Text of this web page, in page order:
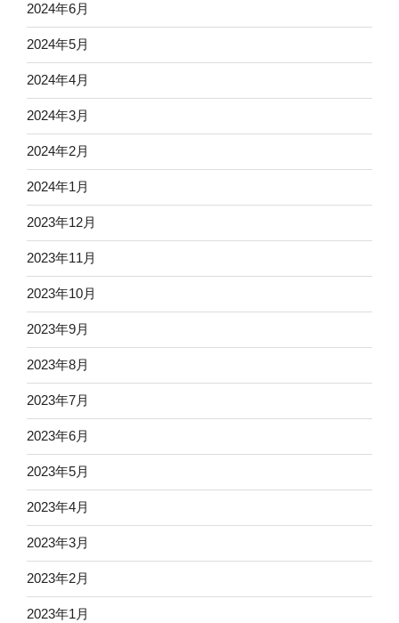
2024年6月
2024年5月
2024年4月
2024年3月
2024年2月
2024年1月
2023年12月
2023年11月
2023年10月
2023年9月
2023年8月
2023年7月
2023年6月
2023年5月
2023年4月
2023年3月
2023年2月
2023年1月